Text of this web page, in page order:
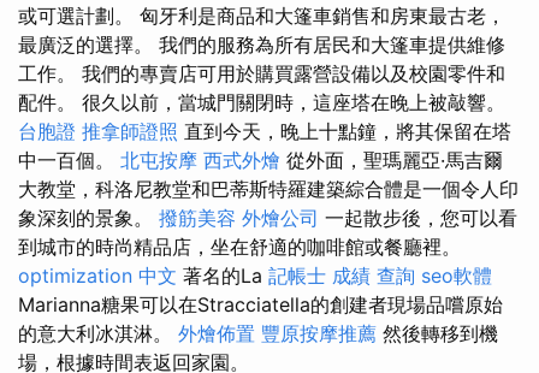
或可選計劃。 匈牙利是商品和大篷車銷售和房東最古老，
最廣泛的選擇。 我們的服務為所有居民和大篷車提供維修
工作。 我們的專賣店可用於購買露營設備以及校園零件和
配件。 很久以前，當城門關閉時，這座塔在晚上被敲響。
台胞證 推拿師證照 直到今天，晚上十點鐘，將其保留在塔
中一百個。 北屯按摩 西式外燴 從外面，聖瑪麗亞·馬吉爾
大教堂，科洛尼教堂和巴蒂斯特羅建築綜合體是一個令人印
象深刻的景象。 撥筋美容 外燴公司 一起散步後，您可以看
到城市的時尚精品店，坐在舒適的咖啡館或餐廳裡。
optimization 中文 著名的La 記帳士 成績 查詢 seo軟體
Marianna糖果可以在Stracciatella的創建者現場品嚐原始
的意大利冰淇淋。 外燴佈置 豐原按摩推薦 然後轉移到機
場，根據時間表返回家園。